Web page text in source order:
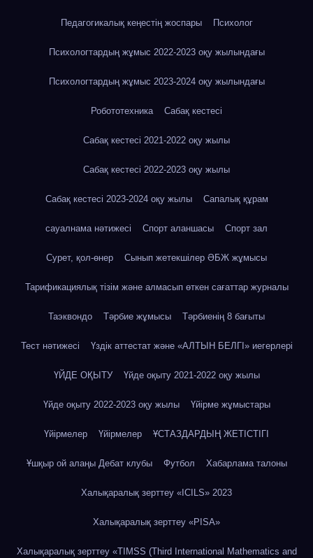
Педагогикалық кеңестің жоспары Психолог
Психологтардың жұмыс 2022-2023 оқу жылындағы
Психологтардың жұмыс 2023-2024 оқу жылындағы
Робототехника Сабақ кестесі
Сабақ кестесі 2021-2022 оқу жылы
Сабақ кестесі 2022-2023 оқу жылы
Сабақ кестесі 2023-2024 оқу жылы Сапалық құрам
сауалнама нәтижесі Спорт аланшасы Спорт зал
Сурет, қол-өнер Сынып жетекшілер ӘБЖ жұмысы
Тарификациялық тізім және алмасып өткен сағаттар журналы
Таэквондо Тәрбие жұмысы Тәрбиенің 8 бағыты
Тест нәтижесі Үздік аттестат және «АЛТЫН БЕЛГІ» иегерлері
ҮЙДЕ ОҚЫТУ Үйде оқыту 2021-2022 оқу жылы
Үйде оқыту 2022-2023 оқу жылы Үйірме жұмыстары
Үйірмелер Үйірмелер ҰСТАЗДАРДЫҢ ЖЕТІСТІГІ
Ұшқыр ой алаңы Дебат клубы Футбол Хабарлама талоны
Халықаралық зерттеу «IСILS» 2023
Халықаралық зерттеу «PISA»
Халықаралық зерттеу «TIMSS (Third International Mathematics and